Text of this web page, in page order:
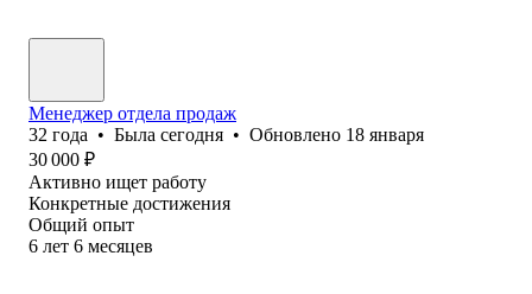
Менеджер отдела продаж
32 года • Была сегодня • Обновлено 18 января
30 000 ₽
Активно ищет работу
Конкретные достижения
Общий опыт
6 лет 6 месяцев